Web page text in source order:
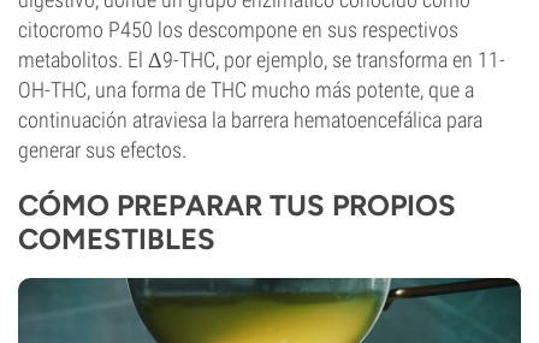
citocromo P450 los descompone en sus respectivos
metabolitos. El Δ9-THC, por ejemplo, se transforma en 11-
OH-THC, una forma de THC mucho más potente, que a
continuación atraviesa la barrera hematoencefálica para
generar sus efectos.
CÓMO PREPARAR TUS PROPIOS
COMESTIBLES